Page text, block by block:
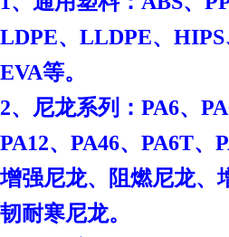
LDPE、LLDPE、HIPS
EVA等。
2、尼龙系列：PA6、
PA12、PA46、PA6T、
增强尼龙、阻燃尼龙、
韧耐寒尼龙。